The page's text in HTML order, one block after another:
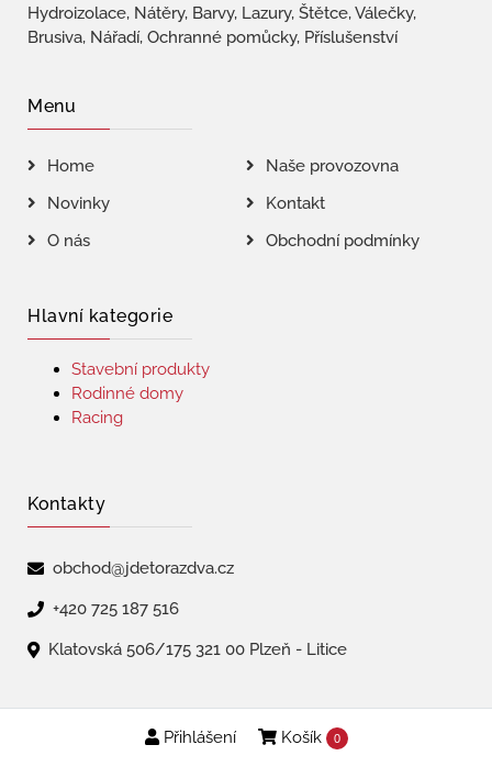
Přihlášení Košík 0
Hydroizolace, Nátěry, Barvy, Lazury, Štětce, Válečky,
Brusiva, Nářadí, Ochranné pomůcky, Příslušenství
Menu
Home
Naše provozovna
Novinky
Kontakt
O nás
Obchodní podmínky
Hlavní kategorie
Stavební produkty
Rodinné domy
Racing
Kontakty
obchod@jdetorazdva.cz
+420 725 187 516
Klatovská 506/175 321 00 Plzeň - Litice
Copyright © 2026 | jdetorazdva